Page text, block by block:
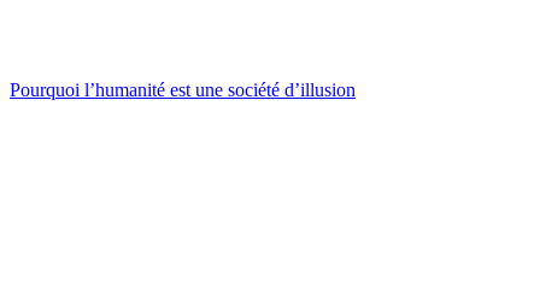
Pourquoi l’humanité est une société d’illusion